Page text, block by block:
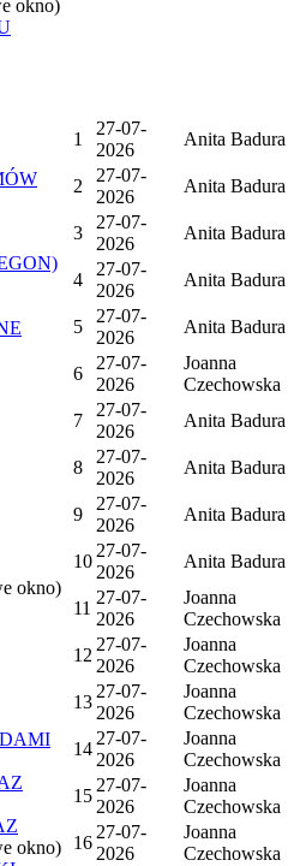
okno)
okno)
okno)
1
27-07-
2026
Anita Badura
2
27-07-
2026
Anita Badura
3
27-07-
2026
Anita Badura
4
27-07-
2026
Anita Badura
5
27-07-
2026
Anita Badura
6
27-07-
2026
Joanna
Czechowska
7
27-07-
2026
Anita Badura
8
27-07-
2026
Anita Badura
9
27-07-
2026
Anita Badura
10
27-07-
2026
Anita Badura
11
27-07-
2026
Joanna
Czechowska
12
27-07-
2026
Joanna
Czechowska
13
27-07-
2026
Joanna
Czechowska
14
27-07-
2026
Joanna
Czechowska
15
27-07-
2026
Joanna
Czechowska
16
27-07-
2026
Joanna
Czechowska